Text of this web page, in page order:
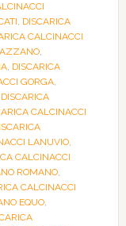
, DISCARICA
CALCINACCI
,
, DISCARICA
GORGA,
DISCARICA
CALCINACCI
LANUVIO,
CALCINACCI
ROMANO,
CALCINACCI
EQUO,